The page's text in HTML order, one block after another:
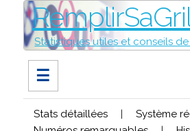
Statistiques utiles et conseils
☰
Stats détaillées | Système